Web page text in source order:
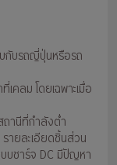
กับรถญี่ปุ่นหรือรถ
คลม โดยเฉพาะเมื่อ
ถานีที่กำลังต่ำ
ายละเอียดชิ้นส่วน
บชาร์จ DC มีปัญหา